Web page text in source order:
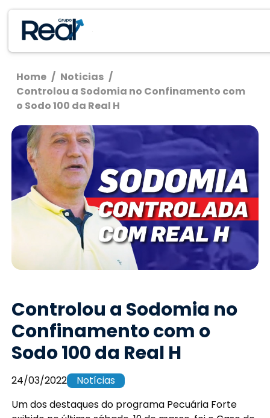
Home / Noticias /
Controlou a Sodomia no Confinamento com
o Sodo 100 da Real H
Controlou a Sodomia no
Confinamento com o
Sodo 100 da Real H
24/03/2022
Notícias
Um dos destaques do programa Pecuária Forte